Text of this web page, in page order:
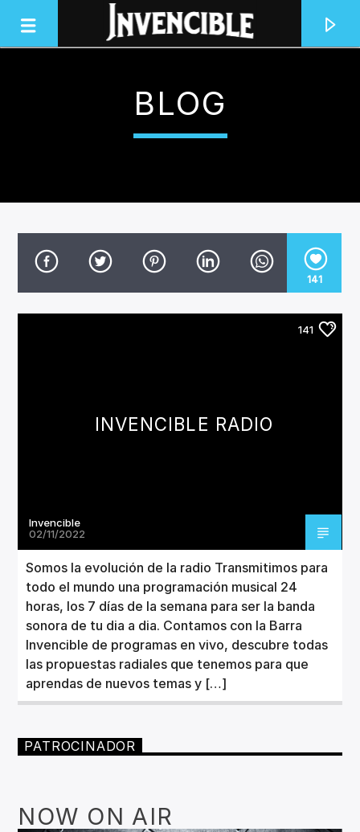
INVENCIBLE RADIO
JUNTOS SOMOS INVENCIBLES
Invencible Radio
BLOG
141
141
INVENCIBLE RADIO
Invencible
02/11/2022
Somos la evolución de la radio Transmitimos para
todo el mundo una programación musical 24
horas, los 7 días de la semana para ser la banda
sonora de tu dia a dia. Contamos con la Barra
Invencible de programas en vivo, descubre todas
las propuestas radiales que tenemos para que
aprendas de nuevos temas y […]
PATROCINADOR
NOW ON AIR